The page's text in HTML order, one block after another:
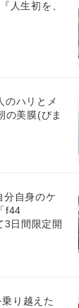
人生初を、
のハリとメ
の美膜(びま
分自身のケ
f44
日間限定開
り越えた